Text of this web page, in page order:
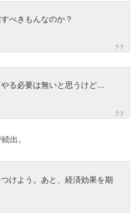
べきもんなのか？
る必要は無いと思うけど…
出。
けよう。あと、経済効果を期